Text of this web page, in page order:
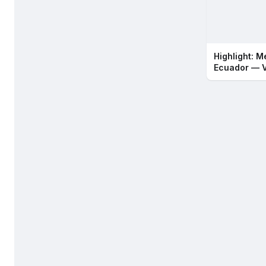
Highlight:
Ecuador —
2026